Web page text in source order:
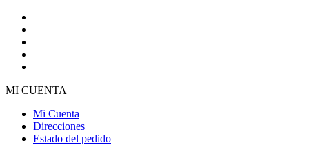
MI CUENTA
Mi Cuenta
Direcciones
Estado del pedido